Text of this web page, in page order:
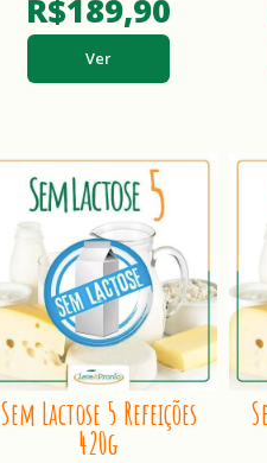
R$189,90
Ver
Sem Lactose 5 Refeições
420g